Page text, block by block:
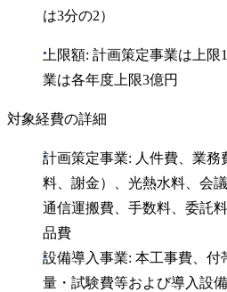
は3分の2）
上限額: 計画策定事業は上限
業は各年度上限3億円
対象経費の詳細
計画策定事業: 人件費、業
料、謝金）、光熱水料、会
通信運搬費、手数料、委託
品費
設備導入事業: 本工事費、付
量・試験費等および導入設